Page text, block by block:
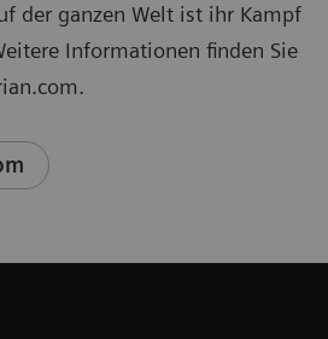
der ganzen Welt ist ihr Kampf
Informationen finden Sie